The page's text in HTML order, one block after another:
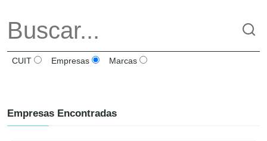
CUIT Empresas Marcas
Empresas Encontradas